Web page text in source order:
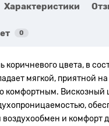
Характеристики
0
коричневого цвета, в
мягкой, приятной
комфортным. Вискозный
и комфорт